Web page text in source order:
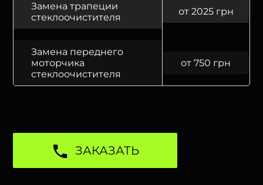
Замена трапеции
стеклоочистителя
от 2025 грн
Замена переднего
моторчика
стеклоочистителя
от 750 грн
ЗАКАЗАТЬ